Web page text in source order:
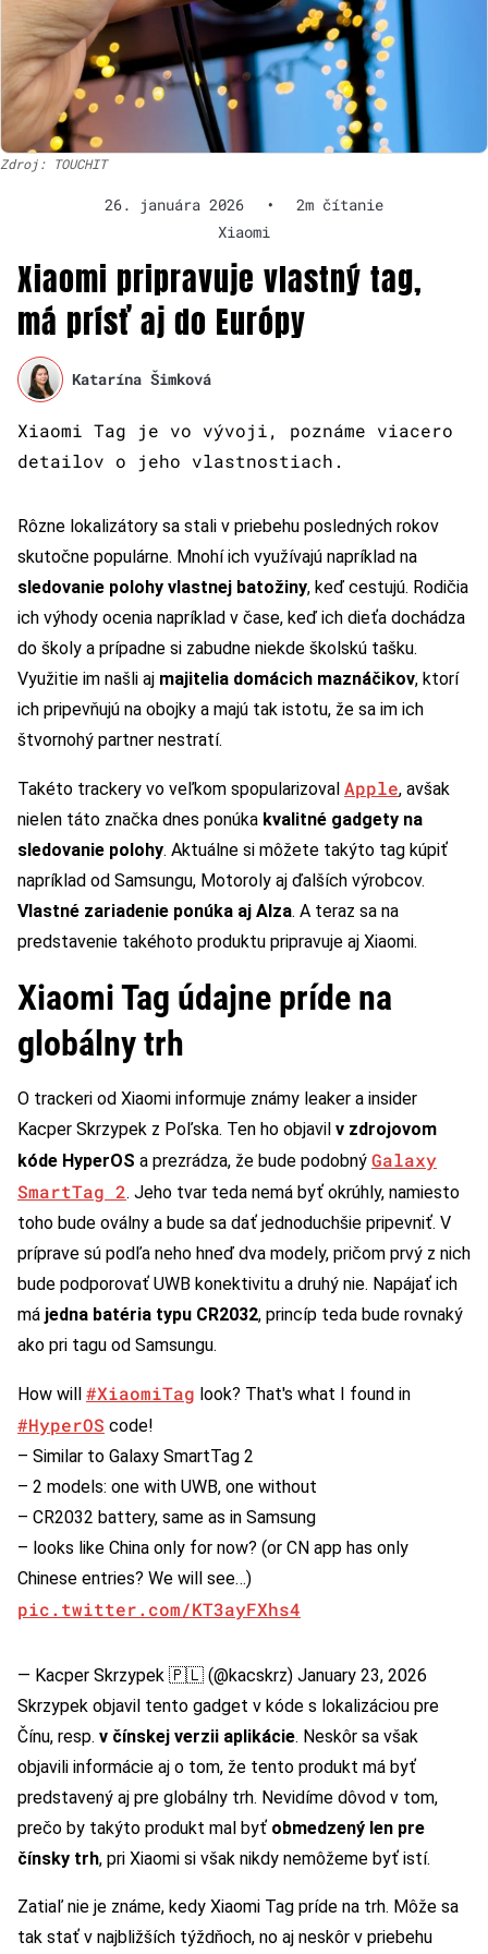
Zdroj: TOUCHIT
26. januára 2026 •
2m čítanie
Xiaomi
Xiaomi pripravuje vlastný tag,
má prísť aj do Európy
Katarína Šimková
Xiaomi Tag je vo vývoji, poznáme viacero
detailov o jeho vlastnostiach.
Rôzne lokalizátory sa stali v priebehu posledných rokov
skutočne populárne. Mnohí ich využívajú napríklad na
sledovanie polohy vlastnej batožiny, keď cestujú. Rodičia
ich výhody ocenia napríklad v čase, keď ich dieťa dochádza
do školy a prípadne si zabudne niekde školskú tašku.
Využitie im našli aj majitelia domácich maznáčikov, ktorí
ich pripevňujú na obojky a majú tak istotu, že sa im ich
štvornohý partner nestratí.
Takéto trackery vo veľkom spopularizoval Apple, avšak
nielen táto značka dnes ponúka kvalitné gadgety na
sledovanie polohy. Aktuálne si môžete takýto tag kúpiť
napríklad od Samsungu, Motoroly aj ďalších výrobcov.
Vlastné zariadenie ponúka aj Alza. A teraz sa na
predstavenie takéhoto produktu pripravuje aj Xiaomi.
Xiaomi Tag údajne príde na
globálny trh
O trackeri od Xiaomi informuje známy leaker a insider
Kacper Skrzypek z Poľska. Ten ho objavil v zdrojovom
kóde HyperOS a prezrádza, že bude podobný Galaxy
SmartTag 2. Jeho tvar teda nemá byť okrúhly, namiesto
toho bude oválny a bude sa dať jednoduchšie pripevniť. V
príprave sú podľa neho hneď dva modely, pričom prvý z nich
bude podporovať UWB konektivitu a druhý nie. Napájať ich
má jedna batéria typu CR2032, princíp teda bude rovnaký
ako pri tagu od Samsungu.
How will #XiaomiTag look? That's what I found in
#HyperOS code!
– Similar to Galaxy SmartTag 2
– 2 models: one with UWB, one without
– CR2032 battery, same as in Samsung
– looks like China only for now? (or CN app has only
Chinese entries? We will see…)
pic.twitter.com/KT3ayFXhs4
— Kacper Skrzypek 🇵🇱 (@kacskrz) January 23, 2026
Skrzypek objavil tento gadget v kóde s lokalizáciou pre
Čínu, resp. v čínskej verzii aplikácie. Neskôr sa však
objavili informácie aj o tom, že tento produkt má byť
predstavený aj pre globálny trh. Nevidíme dôvod v tom,
prečo by takýto produkt mal byť obmedzený len pre
čínsky trh, pri Xiaomi si však nikdy nemôžeme byť istí.
Zatiaľ nie je známe, kedy Xiaomi Tag príde na trh. Môže sa
tak stať v najbližších týždňoch, no aj neskôr v priebehu